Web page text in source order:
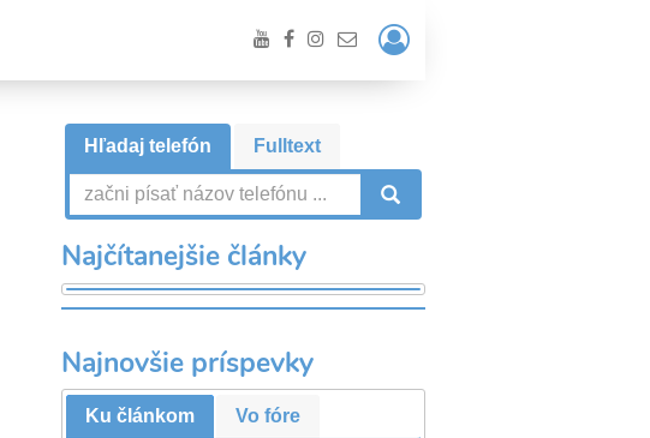
Prihlásiť
/
Registrácia
Hľadaj telefón Fulltext
Najčítanejšie články
Najnovšie príspevky
Ku článkom Vo fóre